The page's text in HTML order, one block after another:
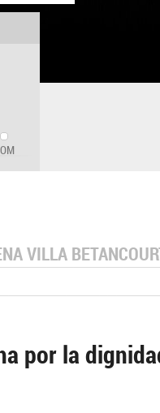
VILLA
por la